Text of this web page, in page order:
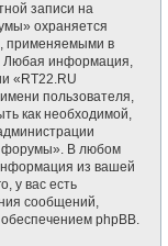
записи на
охраняется
применяемыми в
Любая информация,
«RT22.RU
пользователя,
как необходимой,
форумы». В любом
из вашей
у вас есть
сообщений,
phpBB.